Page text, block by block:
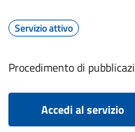
Servizio attivo
Procedimento di
Accedi al servizio